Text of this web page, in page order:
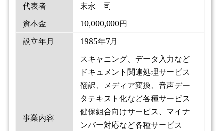
代表者
末永 司
資本金
10,000,000円
設立年月
1985年7月
事業内容
スキャニング、データ入力など
ドキュメント関連処理サービス
翻訳、メディア変換、音声デー
タテキスト化など各種サービス
健保組合向けサービス、マイナ
ンバー対応など各種サービス